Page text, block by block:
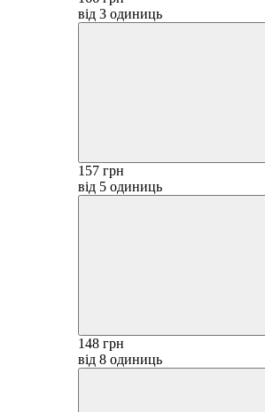
від 3 одиниць
157 грн
від 5 одиниць
148 грн
від 8 одиниць